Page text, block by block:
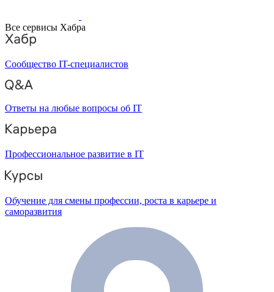
Все сервисы Хабра
Сообщество IT-специалистов
Ответы на любые вопросы об IT
Профессиональное развитие в IT
Обучение для смены профессии, роста в карьере и
саморазвития